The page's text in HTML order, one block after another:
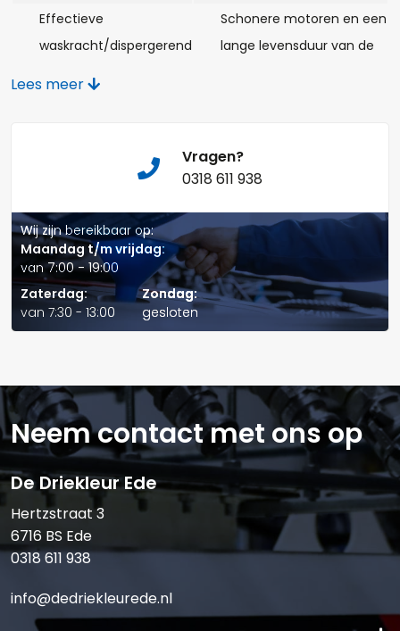
Effectieve
waskracht/dispergerend
Schonere motoren en een
lange levensduur van de
boring en minder
olieverbruik
Effectieve wrijvings- en
lastdragende
eigenschappen
Meer vermogen,
verbeterde prestaties van
de aandrijflijn en
eliminatie van geratel bij
natte remmen
verpompbaarheid en
prestaties bij lage
temperaturen
in kritieke kleppentrein en
goede hydraulische
respons
Compatibiliteit van
componenten
Langere levensduur van
pakking en afdichting
Multifunctioneel
Vermindert voorraad en
Lees meer
Vragen?
0318 611 938
Wij zijn bereikbaar op:
Maandag t/m vrijdag:
van 7:00 - 19:00
Zaterdag:
van 7:30 - 13:00
Zondag:
gesloten
Telefoonnummer:
Verstuur offerte
Neem contact met ons op
De Driekleur Ede
Hertzstraat 3
6716 BS Ede
0318 611 938
info@dedriekleurede.nl